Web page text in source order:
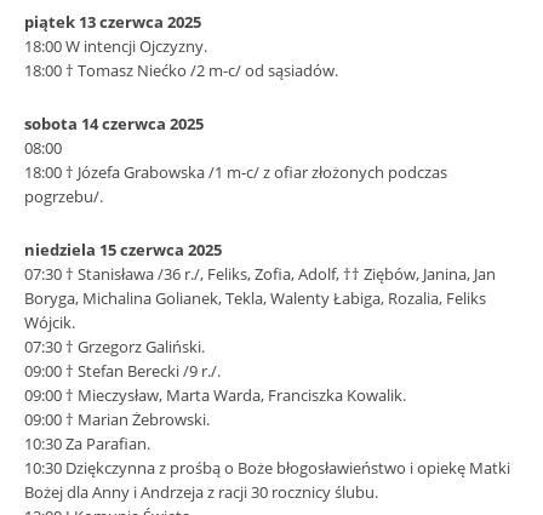
piątek 13 czerwca 2025
18:00 W intencji Ojczyzny.
18:00 † Tomasz Niećko /2 m-c/ od sąsiadów.
sobota 14 czerwca 2025
08:00
18:00 † Józefa Grabowska /1 m-c/ z ofiar złożonych podczas
pogrzebu/.
niedziela 15 czerwca 2025
07:30 † Stanisława /36 r./, Feliks, Zofia, Adolf, †† Ziębów, Janina, Jan
Boryga, Michalina Golianek, Tekla, Walenty Łabiga, Rozalia, Feliks
Wójcik.
07:30 † Grzegorz Galiński.
09:00 † Stefan Berecki /9 r./.
09:00 † Mieczysław, Marta Warda, Franciszka Kowalik.
09:00 † Marian Żebrowski.
10:30 Za Parafian.
10:30 Dziękczynna z prośbą o Boże błogosławieństwo i opiekę Matki
Bożej dla Anny i Andrzeja z racji 30 rocznicy ślubu.